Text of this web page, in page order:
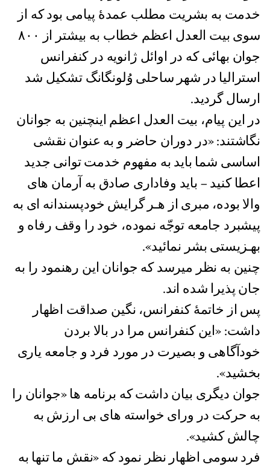
خدمت به بشریت مطلب عمدۀ پیامی بود که از
سوی بیت العدل اعظم خطاب به بیشتر از ۸۰۰
جوان بهائی که در اوائل ژانویه در کنفرانس
استرالیا در شهر ساحلی وُلونگانگ تشکیل شد
ارسال گردید.
در این پیام، بیت العدل اعظم اینچنین به جوانان
نگاشتند: «در دوران حاضر و به عنوان نقشی
اساسی شما باید به مفهوم خدمت توانی جدید
اعطا کنید – باید وفاداری صادق به آرمان های
والا بوده، مبری از هـر گرایش خودپسندانه ای به
پیشبرد جامعه توجّه نموده، خود را وقف رفاه و
بهـزیستی بشر نمائید».
چنین به نظر میرسد که جوانان این رهنمود را به
جان پذیرا شده اند.
پس از خاتمۀ کنفرانس، نگین صداقت اظهار
داشت: «این کنفرانس مرا در بالا بردن
خودآگاهی و بصیرت در مورد فرد و جامعه یاری
بخشید».
جوان دیگری بیان داشت که برنامه ها «جوانان را
به حرکت در ورای خواسته های بی ارزش به
چالش کشید».
فرد سومی اظهار نظر نمود که «نقش ما تنها به